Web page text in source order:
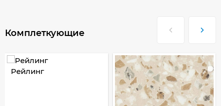
Комплеткующие
Рейлинг